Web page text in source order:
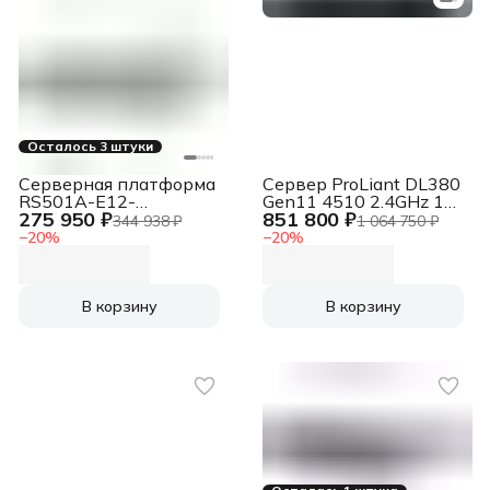
Осталось 3 штуки
275 950 ₽344 938 ₽
−20%
Серверная платформа
RS501A-E12-
RS4/1G/1600W/OCP
RS501A-E12-
В корзину
851 800 ₽1 064 750 ₽
−20%
Сервер ProLiant DL380
Gen11 4510 2.4GHz 12c
1P 64GB-R 8SFF
MR408i-o 2x960GB
2.4GHz 12c 1P 64GB-R
2x1000W PS EMEA
В корзину